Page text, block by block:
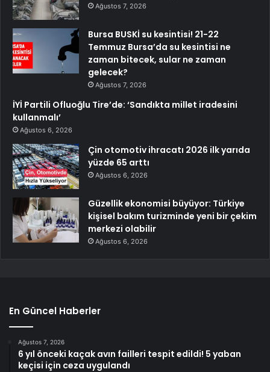
Ağustos 7, 2026
Bursa BUSKİ su kesintisi! 21-22
Temmuz Bursa’da su kesintisi ne
zaman bitecek, sular ne zaman
gelecek?
Ağustos 7, 2026
İYİ Partili Ofluoğlu Tire’de: ‘Sandıkta millet iradesini
kullanmalı’
Ağustos 6, 2026
Çin otomotiv ihracatı 2026 ilk yarıda
yüzde 65 arttı
Ağustos 6, 2026
Güzellik ekonomisi büyüyor: Türkiye
kişisel bakım turizminde yeni bir çekim
merkezi olabilir
Ağustos 6, 2026
En Güncel Haberler
Ağustos 7, 2026
6 yıl önceki kaçak avın failleri tespit edildi! 5 yaban
keçisi için ceza uygulandı